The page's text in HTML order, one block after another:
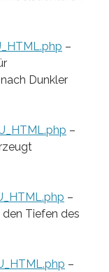
–
Dunkler
–
–
den Tiefen des
–